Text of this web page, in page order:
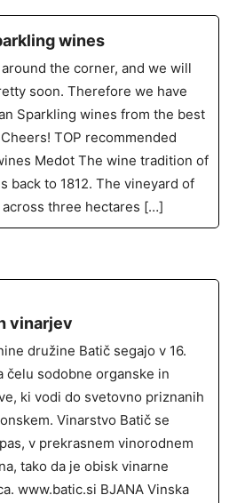
wines
the corner, and we will
soon. Therefore we have
Sparkling wines from the best
TOP recommended
Medot The wine tradition of
back to 1812. The vineyard of
three hectares […]
vinarjev
družine Batič segajo v 16.
čelu sodobne organske in
ki vodi do svetovno priznanih
Vinarstvo Batič se
v prekrasnem vinorodnem
tako da je obisk vinarne
www.batic.si BJANA Vinska